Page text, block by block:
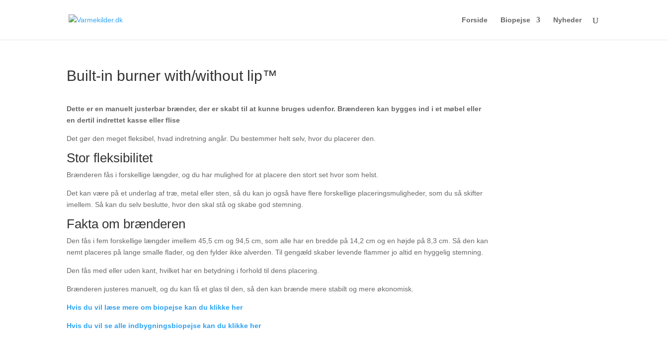
Forside Biopejse Nyheder
Built-in burner with/without lip™
Dette er en manuelt justerbar brænder, der er skabt til at kunne bruges udenfor. Brænderen kan bygges ind i et møbel eller
en dertil indrettet kasse eller flise
Det gør den meget fleksibel, hvad indretning angår. Du bestemmer helt selv, hvor du placerer den.
Stor fleksibilitet
Brænderen fås i forskellige længder, og du har mulighed for at placere den stort set hvor som helst.
Det kan være på et underlag af træ, metal eller sten, så du kan jo også have flere forskellige placeringsmuligheder, som du så skifter
imellem. Så kan du selv beslutte, hvor den skal stå og skabe god stemning.
Fakta om brænderen
Den fås i fem forskellige længder imellem 45,5 cm og 94,5 cm, som alle har en bredde på 14,2 cm og en højde på 8,3 cm. Så den kan
nemt placeres på lange smalle flader, og den fylder ikke alverden. Til gengæld skaber levende flammer jo altid en hyggelig stemning.
Den fås med eller uden kant, hvilket har en betydning i forhold til dens placering.
Brænderen justeres manuelt, og du kan få et glas til den, så den kan brænde mere stabilt og mere økonomisk.
Hvis du vil læse mere om biopejse kan du klikke her
Hvis du vil se alle indbygningsbiopejse kan du klikke her